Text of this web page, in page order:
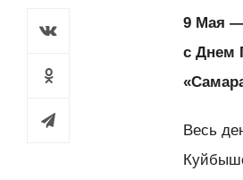
9 Мая —
с Днем
Весь